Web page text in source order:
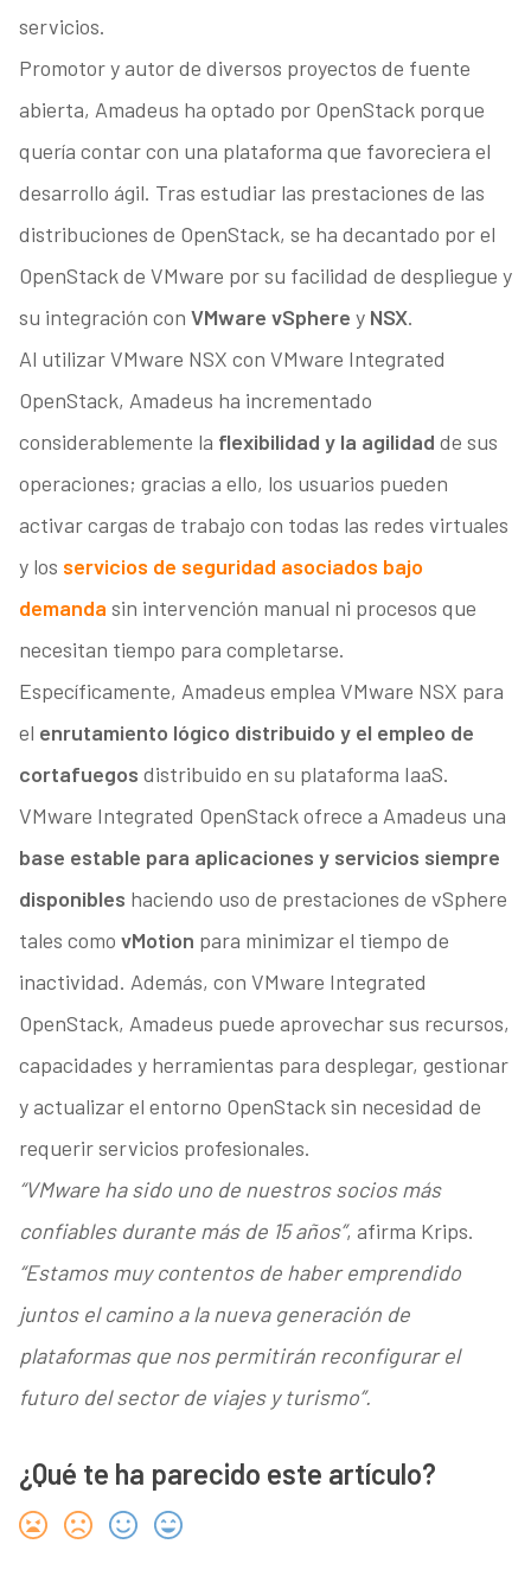
servicios.
Promotor y autor de diversos proyectos de fuente
abierta, Amadeus ha optado por OpenStack porque
quería contar con una plataforma que favoreciera el
desarrollo ágil. Tras estudiar las prestaciones de las
distribuciones de OpenStack, se ha decantado por el
OpenStack de VMware por su facilidad de despliegue y
su integración con VMware vSphere yNSX.
Al utilizar VMware NSX con VMware Integrated
OpenStack, Amadeus ha incrementado
considerablemente la flexibilidad y la agilidad de sus
operaciones; gracias a ello, los usuarios pueden
activar cargas de trabajo con todas las redes virtuales
y los servicios de seguridad asociados bajo
demanda sin intervención manual ni procesos que
necesitan tiempo para completarse.
Específicamente, Amadeus emplea VMware NSX para
el enrutamiento lógico distribuido y el empleo de
cortafuegos distribuido en su plataforma IaaS.
VMware Integrated OpenStack ofrece a Amadeus una
base estable para aplicaciones y servicios siempre
disponibles haciendo uso de prestaciones de vSphere
tales como vMotion para minimizar el tiempo de
inactividad. Además, con VMware Integrated
OpenStack, Amadeus puede aprovechar sus recursos,
capacidades y herramientas para desplegar, gestionar
y actualizar el entorno OpenStack sin necesidad de
requerir servicios profesionales.
“VMware ha sido uno de nuestros socios más
confiables durante más de 15 años”, afirma Krips.
“Estamos muy contentos de haber emprendido
juntos el camino a la nueva generación de
plataformas que nos permitirán reconfigurar el
futuro del sector de viajes y turismo”.
¿Qué te ha parecido este artículo?